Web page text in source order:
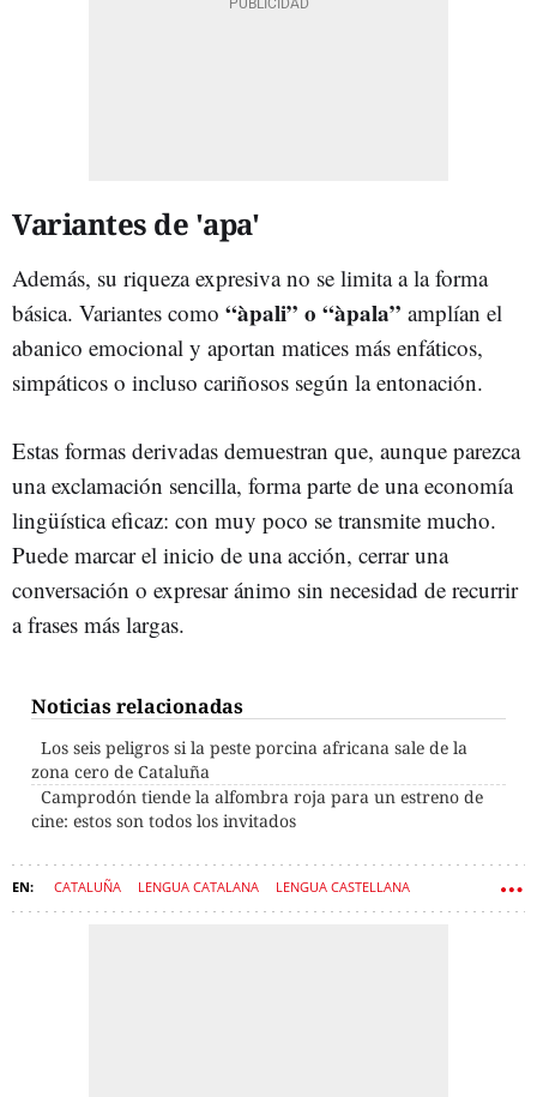
Variantes de 'apa'
Además, su riqueza expresiva no se limita a la forma
básica. Variantes como “àpali” o “àpala” amplían el
abanico emocional y aportan matices más enfáticos,
simpáticos o incluso cariñosos según la entonación.
Estas formas derivadas demuestran que, aunque parezca
una exclamación sencilla, forma parte de una economía
lingüística eficaz: con muy poco se transmite mucho.
Puede marcar el inicio de una acción, cerrar una
conversación o expresar ánimo sin necesidad de recurrir
a frases más largas.
Noticias relacionadas
Los seis peligros si la peste porcina africana sale de la
zona cero de Cataluña
Camprodón tiende la alfombra roja para un estreno de
cine: estos son todos los invitados
CATALUÑA LENGUA CATALANA LENGUA CASTELLANA